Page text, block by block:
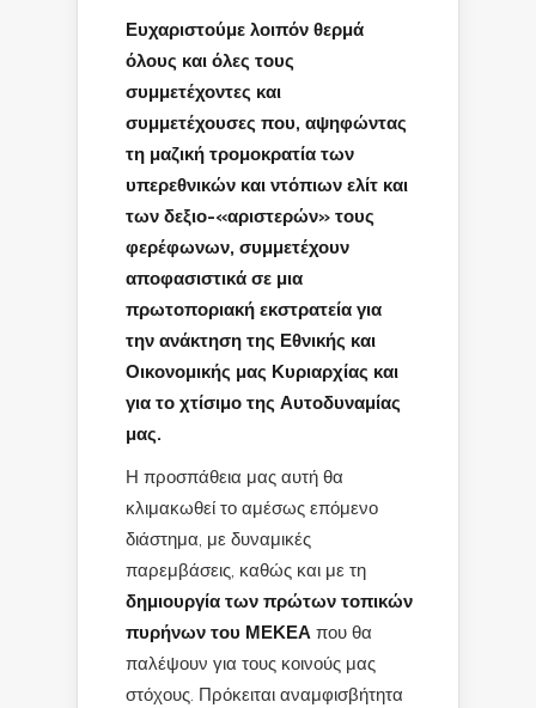
Ευχαριστούμε λοιπόν θερμά
όλους και όλες τους
συμμετέχοντες και
συμμετέχουσες που, αψηφώντας
τη μαζική τρομοκρατία των
υπερεθνικών και ντόπιων ελίτ και
των δεξιο-«αριστερών» τους
φερέφωνων, συμμετέχουν
αποφασιστικά σε μια
πρωτοποριακή εκστρατεία για
την ανάκτηση της Εθνικής και
Οικονομικής μας Κυριαρχίας και
για το χτίσιμο της Αυτοδυναμίας
μας.
Η προσπάθεια μας αυτή θα
κλιμακωθεί το αμέσως επόμενο
διάστημα, με δυναμικές
παρεμβάσεις, καθώς και με τη
δημιουργία των πρώτων τοπικών
πυρήνων του ΜΕΚΕΑ που θα
παλέψουν για τους κοινούς μας
στόχους. Πρόκειται αναμφισβήτητα